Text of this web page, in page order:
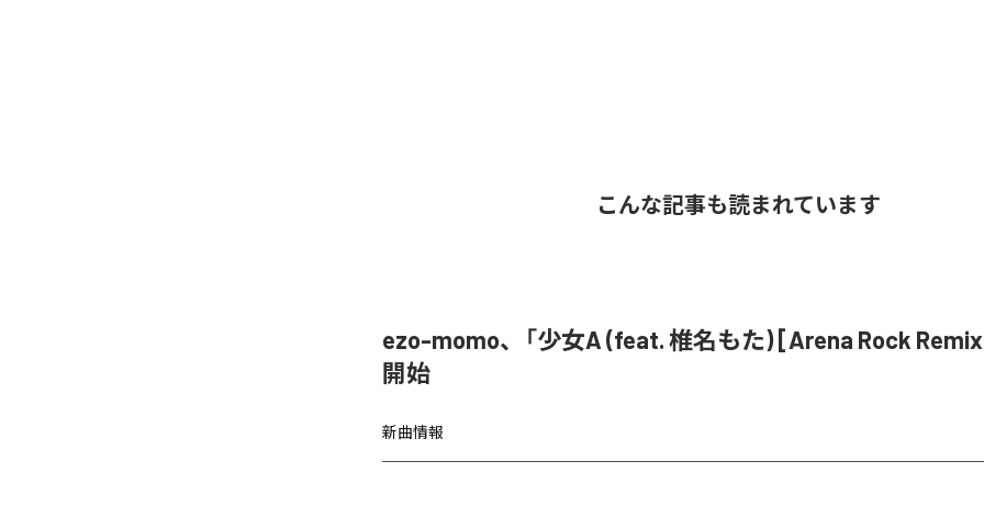
こんな記事も読まれています
ezo-momo、「少女A (feat. 椎名もた) [Arena Rock
開始
新曲情報